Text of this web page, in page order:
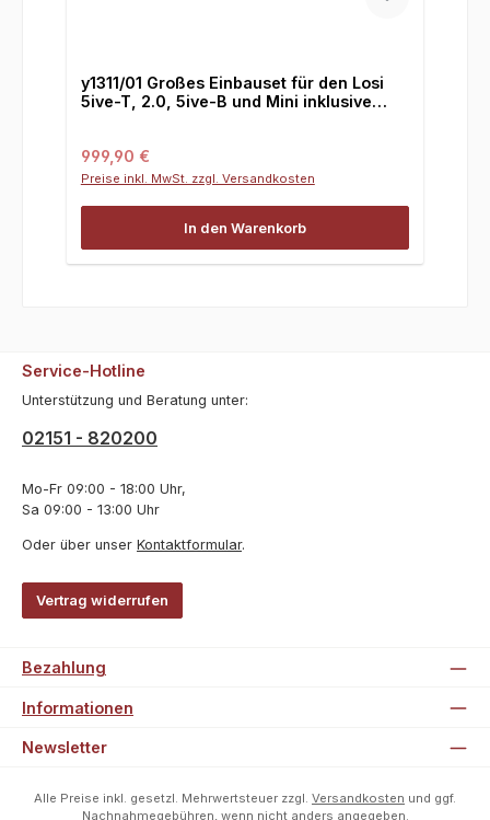
y1311/01 Großes Einbauset für den Losi
5ive-T, 2.0, 5ive-B und Mini inklusive
Regulärer Preis:
999,90 €
Preise inkl. MwSt. zzgl. Versandkosten
In den Warenkorb
Service-Hotline
Unterstützung und Beratung unter:
02151 - 820200
Mo-Fr 09:00 - 18:00 Uhr,
Sa 09:00 - 13:00 Uhr
Oder über unser Kontaktformular.
Vertrag widerrufen
Bezahlung
Informationen
Newsletter
Alle Preise inkl. gesetzl. Mehrwertsteuer zzgl. Versandkosten und ggf.
Nachnahmegebühren, wenn nicht anders angegeben.